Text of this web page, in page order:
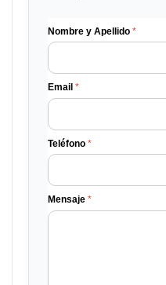
Nombre y Apellido *
Email *
Teléfono *
Mensaje *